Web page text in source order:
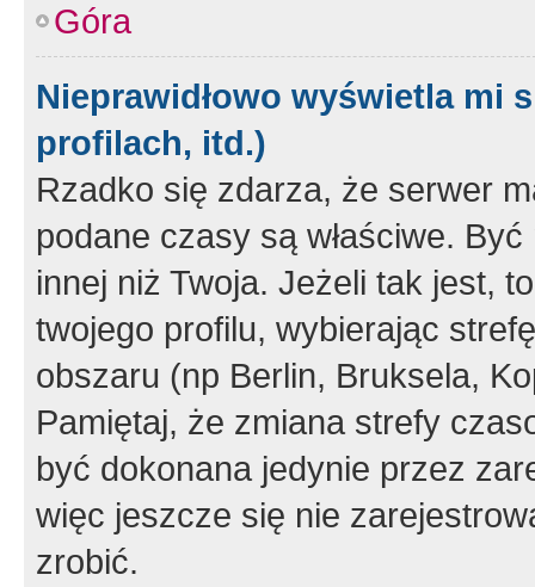
Góra
Nieprawidłowo wyświetla mi
profilach, itd.)
Rzadko się zdarza, że serwer
podane czasy są właściwe.
innej niż Twoja. Jeżeli tak jest,
twojego profilu, wybierając
obszaru (np Berlin, Bruksela,
Pamiętaj, że zmiana strefy
być dokonana jedynie przez
więc jeszcze się nie
zrobić.